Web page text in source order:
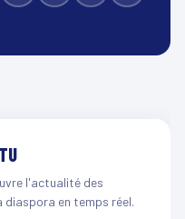
l'actualité des
diaspora en temps réel.